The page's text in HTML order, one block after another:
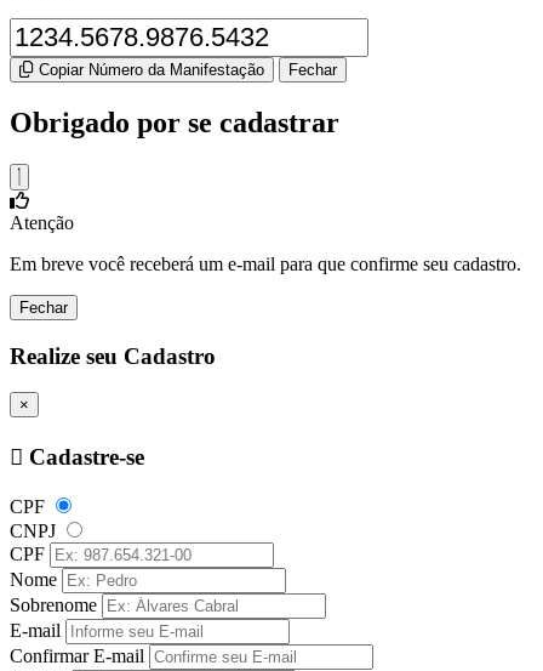
Copiar Número da Manifestação Fechar
Obrigado por se cadastrar
Atenção
Em breve você receberá um e-mail para que confirme seu cadastro.
Fechar
Realize seu Cadastro
×
Cadastre-se
CPF
CNPJ
CPF
Nome
Sobrenome
E-mail
Confirmar E-mail